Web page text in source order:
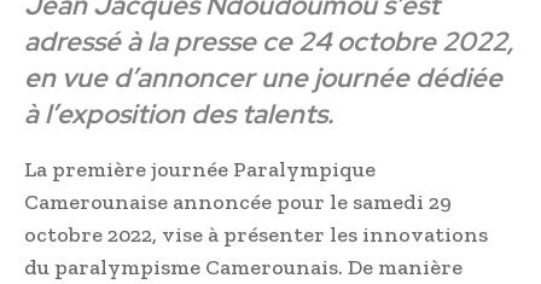
adressé à la presse ce 24 octobre 2022,
en vue d’annoncer une journée dédiée
à l’exposition des talents.
La première journée Paralympique
Camerounaise annoncée pour le samedi 29
octobre 2022, vise à présenter les innovations
du paralympisme Camerounais. De manière